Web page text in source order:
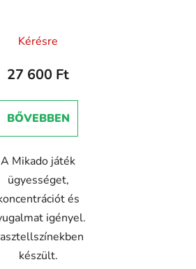
Kérésre
27 600 Ft
BŐVEBBEN
A Mikado játék
ügyességet,
és
igényel.
készült.